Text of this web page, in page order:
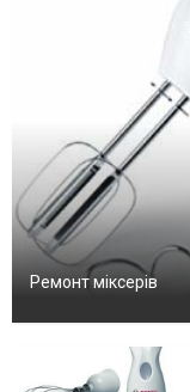
Ремонт міксерів